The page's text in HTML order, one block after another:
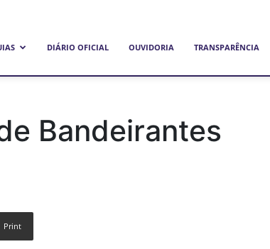
DIÁRIO OFICIAL OUVIDORIA TRANSPARÊNCIA
Bandeirantes
Print